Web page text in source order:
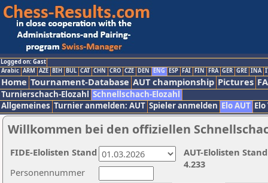
Logged on: Gast
Arabic ARM AZE BIH BUL CAT CHN CRO CZE DEN ENG ESP FAI FIN FRA GER GRE INA
Home Tournament-Database AUT championship Pictures
Turnierschach-Elozahl Schnellschach-Elozahl
Allgemeines Turnier anmelden: AUT Spieler anmelden Elo AUT
Willkommen bei den offiziellen
Personennummer
AUT-Elolisten
4.233
FIDE-Elolisten Stand